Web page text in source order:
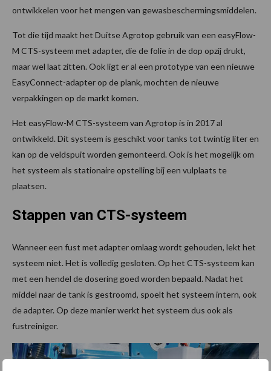
ontwikkelen voor het mengen van gewasbeschermingsmiddelen.
Tot die tijd maakt het Duitse Agrotop gebruik van een easyFlow-
M CTS-systeem met adapter, die de folie in de dop opzij drukt,
maar wel laat zitten. Ook ligt er al een prototype van een nieuwe
EasyConnect-adapter op de plank, mochten de nieuwe
verpakkingen op de markt komen.
Het easyFlow-M CTS-systeem van Agrotop is in 2017 al
ontwikkeld. Dit systeem is geschikt voor tanks tot twintig liter en
kan op de veldspuit worden gemonteerd. Ook is het mogelijk om
het systeem als stationaire opstelling bij een vulplaats te
plaatsen.
Stappen van CTS-systeem
Wanneer een fust met adapter omlaag wordt gehouden, lekt het
systeem niet. Het is volledig gesloten. Op het CTS-systeem kan
met een hendel de dosering goed worden bepaald. Nadat het
middel naar de tank is gestroomd, spoelt het systeem intern, ook
de adapter. Op deze manier werkt het systeem dus ook als
fustreiniger.